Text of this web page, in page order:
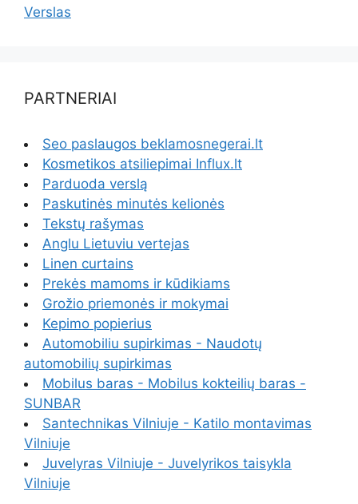
Verslas
PARTNERIAI
Seo paslaugos beklamosnegerai.lt
Kosmetikos atsiliepimai Influx.lt
Parduoda verslą
Paskutinės minutės kelionės
Tekstų rašymas
Anglu Lietuviu vertejas
Linen curtains
Prekės mamoms ir kūdikiams
Grožio priemonės ir mokymai
Kepimo popierius
Automobiliu supirkimas - Naudotų
automobilių supirkimas
Mobilus baras - Mobilus kokteilių baras -
SUNBAR
Santechnikas Vilniuje - Katilo montavimas
Vilniuje
Juvelyras Vilniuje - Juvelyrikos taisykla
Vilniuje